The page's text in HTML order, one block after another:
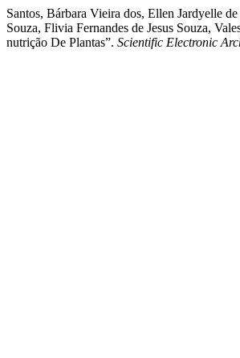
Santos, Bárbara Vieira dos, Ellen Jardyelle
Souza, Flivia Fernandes de Jesus Souza,
nutrição De Plantas”. Scientific Electronic